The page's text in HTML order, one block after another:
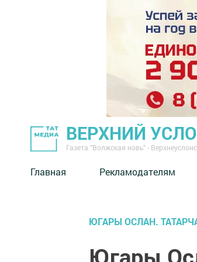
ВЕРХНИЙ
Газета "Волжская новь" -
Главная Рекламодателям
ЮГАРЫ ОСЛАН.
Югары